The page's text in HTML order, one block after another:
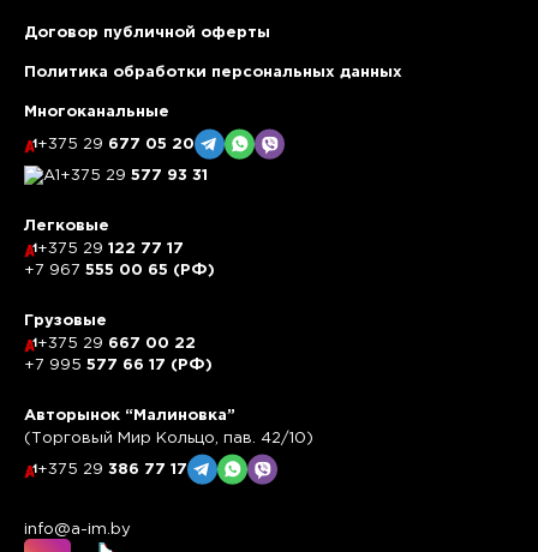
Договор публичной оферты
Политика обработки персональных данных
Многоканальные
+375 29 677 05 20
+375 29 577 93 31
Легковые
+375 29 122 77 17
+7 967 555 00 65 (РФ)
Грузовые
+375 29 667 00 22
+7 995 577 66 17 (РФ)
Авторынок “Малиновка”
(Торговый Мир Кольцо, пав. 42/10)
+375 29 386 77 17
info@a-im.by